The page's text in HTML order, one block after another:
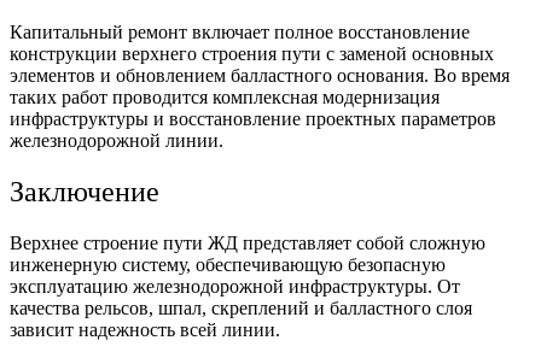
Капитальный ремонт включает полное восстановление
конструкции верхнего строения пути с заменой основных
элементов и обновлением балластного основания. Во время
таких работ проводится комплексная модернизация
инфраструктуры и восстановление проектных параметров
железнодорожной линии.
Заключение
Верхнее строение пути ЖД представляет собой сложную
инженерную систему, обеспечивающую безопасную
эксплуатацию железнодорожной инфраструктуры. От
качества рельсов, шпал, скреплений и балластного слоя
зависит надежность всей линии.